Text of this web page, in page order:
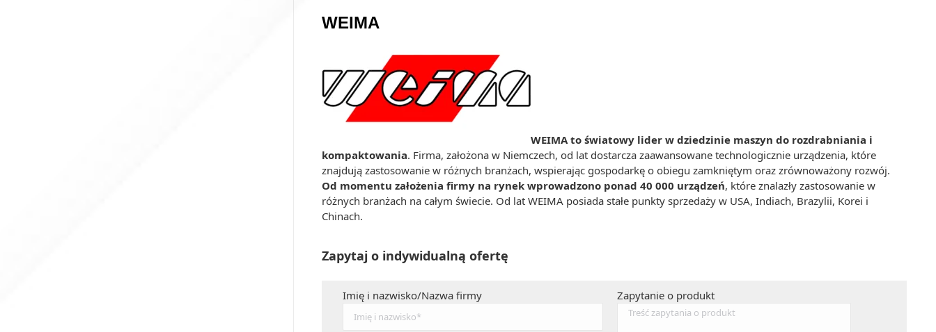
WEIMA
WEIMA to światowy lider w dziedzinie maszyn do rozdrabniania i
kompaktowania. Firma, założona w Niemczech, od lat dostarcza zaawansowane technologicznie urządzenia, które
znajdują zastosowanie w różnych branżach, wspierając gospodarkę o obiegu zamkniętym oraz zrównoważony rozwój.
Od momentu założenia firmy na rynek wprowadzono ponad 40 000 urządzeń, które znalazły zastosowanie w
różnych branżach na całym świecie. Od lat WEIMA posiada stałe punkty sprzedaży w USA, Indiach, Brazylii, Korei i
Chinach.
Zapytaj o indywidualną ofertę
Imię i nazwisko/Nazwa firmy Zapytanie o produkt